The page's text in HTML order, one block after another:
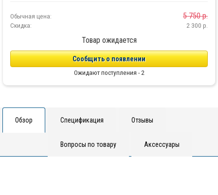
Обычная цена: 5 750р.
Скидка: 2 300 р.
Товар ожидается
Сообщить о появлении
Ожидают поступления - 2
Обзор Спецификация Отзывы
Вопросы по товару Аксессуары